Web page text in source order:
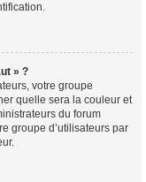
» ?
votre groupe
quelle sera la couleur et
du forum
groupe d’utilisateurs par